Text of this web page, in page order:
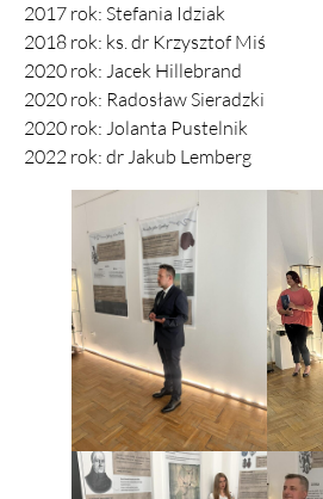
2017 rok: Stefania Idziak
2018 rok: ks. dr Krzysztof Miś
2020 rok: Jacek Hillebrand
2020 rok: Radosław Sieradzki
2020 rok: Jolanta Pustelnik
2022 rok: dr Jakub Lemberg​